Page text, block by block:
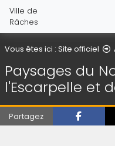
Ville de
Râches
Vous êtes ici : Site officiel
Paysages du
l'Escarpelle et
Partagez